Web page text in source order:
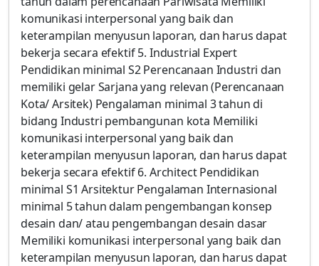
komunikasi interpersonal yang baik dan
keterampilan menyusun laporan, dan harus dapat
bekerja secara efektif 5. Industrial Expert
Pendidikan minimal S2 Perencanaan Industri dan
memiliki gelar Sarjana yang relevan (Perencanaan
Kota/ Arsitek) Pengalaman minimal 3 tahun di
bidang Industri pembangunan kota Memiliki
komunikasi interpersonal yang baik dan
keterampilan menyusun laporan, dan harus dapat
bekerja secara efektif 6. Architect Pendidikan
minimal S1 Arsitektur Pengalaman Internasional
minimal 5 tahun dalam pengembangan konsep
desain dan/ atau pengembangan desain dasar
Memiliki komunikasi interpersonal yang baik dan
keterampilan menyusun laporan, dan harus dapat